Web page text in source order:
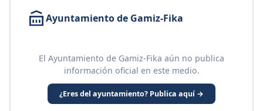
Ayuntamiento de Gamiz-Fika
El Ayuntamiento de Gamiz-Fika aún no publica
información oficial en este medio.
¿Eres del ayuntamiento? Publica aquí →